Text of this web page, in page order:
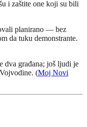
i zaštite one koji su bili
planirano — bez
da tuku demonstrante.
dva građana; još ljudi je
(Moj Novi